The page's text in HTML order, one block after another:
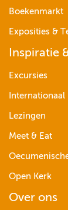
Boekenmarkt
Exposities &
Inspiratie
Excursies
Internationaal
Lezingen
Meet & Eat
Open Kerk
Over ons